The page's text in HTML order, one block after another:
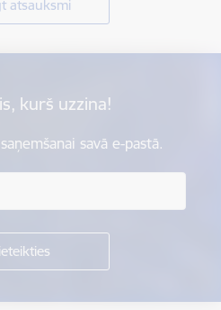
atsauksmi
kurš uzzina!
savā e-pastā.